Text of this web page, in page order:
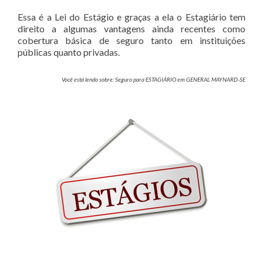
Essa é a Lei do Estágio e graças a ela o Estagiário tem
direito a algumas vantagens ainda recentes como
cobertura básica de seguro tanto em instituições
públicas quanto privadas.
Você está lendo sobre: Seguro para ESTAGIÁRIO em GENERAL MAYNARD-SE